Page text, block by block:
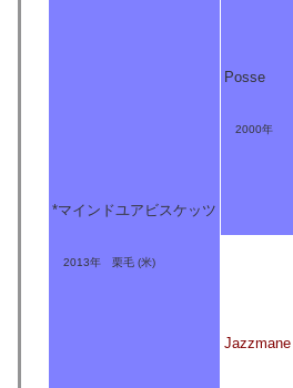
*マインドユアビスケッツ
2013年 栗毛 (米)
Posse
2000年
Jazzmane